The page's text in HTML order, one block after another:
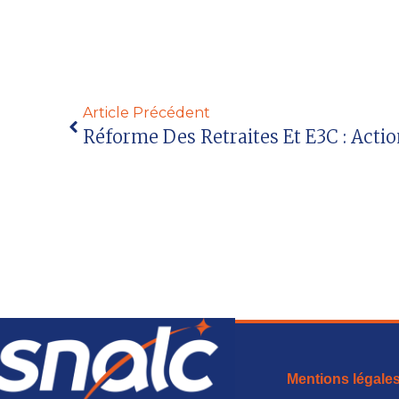
Article Précédent
Réforme Des Retraites Et E3C :
Mentions